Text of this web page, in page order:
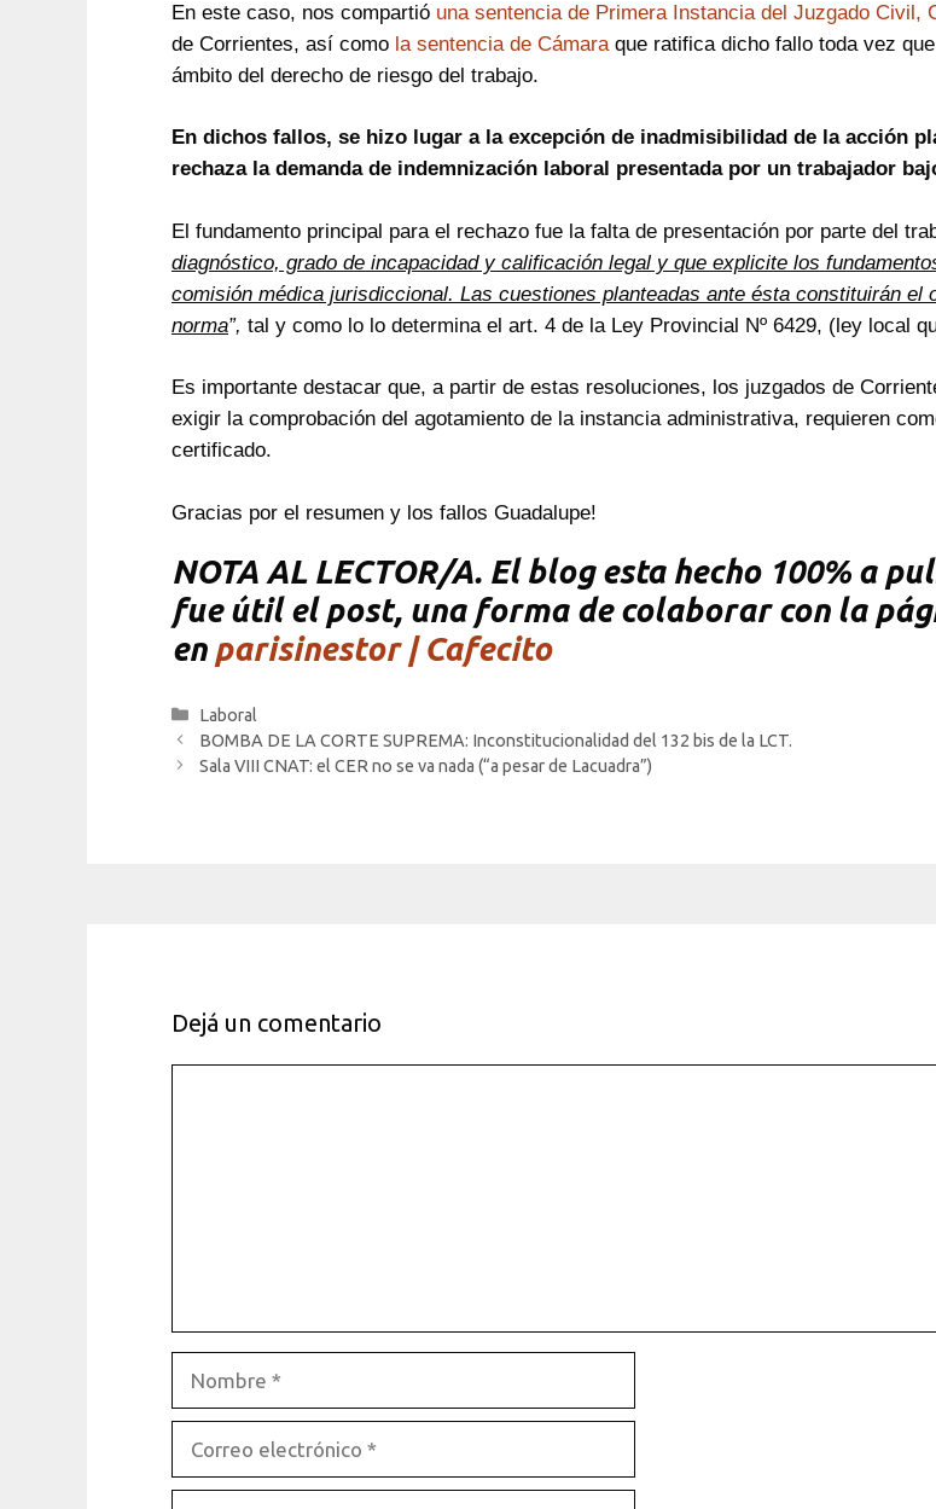
En este caso, nos compartió una sentencia de Primera Instancia del Juzgado Civil,
de Corrientes, así como la sentencia de Cámara que ratifica dicho fallo toda vez
ámbito del derecho de riesgo del trabajo.
En dichos fallos, se hizo lugar a la excepción de inadmisibilidad de la acción
rechaza la demanda de indemnización laboral presentada por un trabajador
El fundamento principal para el rechazo fue la falta de presentación por parte del
diagnóstico, grado de incapacidad y calificación legal y que explicite los
comisión médica jurisdiccional. Las cuestiones planteadas ante ésta constituirán
norma”, tal y como lo lo determina el art. 4 de la Ley Provincial Nº 6429, (ley local
Es importante destacar que, a partir de estas resoluciones, los juzgados de
exigir la comprobación del agotamiento de la instancia administrativa, requieren
certificado.
Gracias por el resumen y los fallos Guadalupe!
NOTA AL LECTOR/A. El blog esta hecho 100% a
fue útil el post, una forma de colaborar con la
en parisinestor | Cafecito
Categorías
Laboral
BOMBA DE LA CORTE SUPREMA: Inconstitucionalidad del 132 bis de la LCT.
Sala VIII CNAT: el CER no se va nada (“a pesar de Lacuadra”)
Dejá un comentario
electrónico